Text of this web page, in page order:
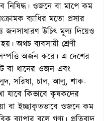
নিষিদ্ধ। ওজনে বা মাপে কম
ব্যাধির মতো প্রসার
জনসাধারণ উচিৎ মূল্য দিয়েও
অথচ ব্যবসায়ী শ্রেণী
অর্জন করে। এ দেশের
বা ধানের ওজন এবং
সরিষা, চাল, আলু, শাক-
যাবে কিভাবে কৃষকদের
বা ইচ্ছাকৃতভাবে ওজনে কম